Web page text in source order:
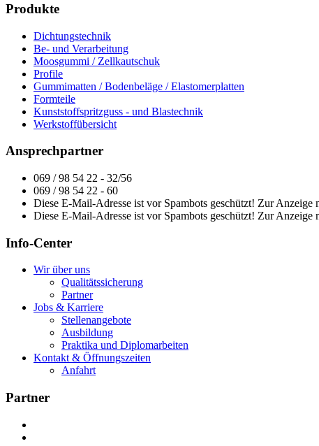
Produkte
Dichtungstechnik
Be- und Verarbeitung
Moosgummi / Zellkautschuk
Profile
Gummimatten / Bodenbeläge / Elastomerplatten
Formteile
Kunststoffspritzguss - und Blastechnik
Werkstoffübersicht
Ansprechpartner
069 / 98 54 22 - 32/56
069 / 98 54 22 - 60
Diese E-Mail-Adresse ist vor Spambots geschützt! Zur Anzeige
Diese E-Mail-Adresse ist vor Spambots geschützt! Zur Anzeige
Info-Center
Wir über uns
Qualitätssicherung
Partner
Jobs & Karriere
Stellenangebote
Ausbildung
Praktika und Diplomarbeiten
Kontakt & Öffnungszeiten
Anfahrt
Partner